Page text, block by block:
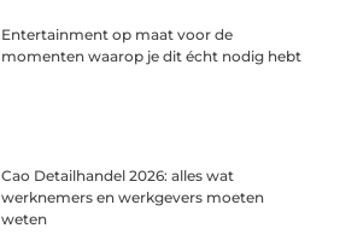
Entertainment op maat voor de
momenten waarop je dit écht nodig hebt
Cao Detailhandel 2026: alles wat
werknemers en werkgevers moeten
weten